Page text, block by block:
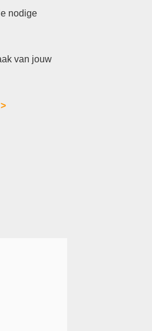
nodige
van jouw